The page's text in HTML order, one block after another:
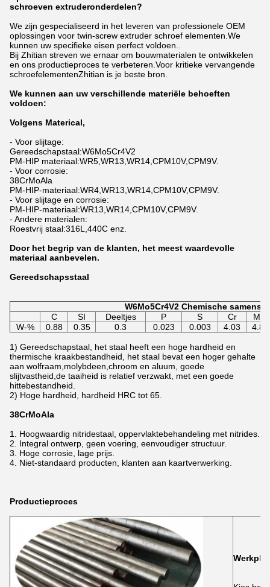
schroeven extruderonderdelen?
We zijn gespecialiseerd in het leveren van professionele OEM
oplossingen voor twin-screw extruder schroef elementen.We
kunnen uw specifieke eisen perfect voldoen..
Bij Zhitian streven we ernaar om bouwmaterialen te ontwikkelen
en ons productieproces te verbeteren.Voor kritieke vervangende
schroefelementenZhitian is je beste bron.
We kunnen aan uw verschillende materiële behoeften
voldoen:
Volgens Materical,
- Voor slijtage:
Gereedschapstaal:W6Mo5Cr4V2
PM-HIP materiaal:WR5,WR13,WR14,CPM10V,CPM9V.
- Voor corrosie:
38CrMoAla
PM-HIP-materiaal:WR4,WR13,WR14,CPM10V,CPM9V.
- Voor slijtage en corrosie:
PM-HIP-materiaal:WR13,WR14,CPM10V,CPM9V.
- Andere materialen:
Roestvrij staal:316L,440C enz.
Door het begrip van de klanten, het meest waardevolle
materiaal aanbevelen.
Gereedschapsstaal
W6Mo5Cr4V2 Chemische
C
SI Deeltjes P S Cr
Mo.
W-%
0.88 0.35 0.3 0.023 0.003 4.03 4.81
1) Gereedschapstaal, het staal heeft een hoge hardheid en
thermische kraakbestandheid, het staal bevat een hoger gehalte
aan wolfraam,molybdeen,chroom en aluum, goede
slijtvastheid,de taaiheid is relatief verzwakt, met een goede
hittebestandheid.
2) Hoge hardheid, hardheid HRC tot 65.
38CrMoAla
Hoogwaardig nitridestaal, oppervlaktebehandeling met nitrides.
Integral ontwerp, geen voering, eenvoudiger structuur.
Hoge corrosie, lage prijs.
Niet-standaard producten, klanten aan kaartverwerking.
Productieproces